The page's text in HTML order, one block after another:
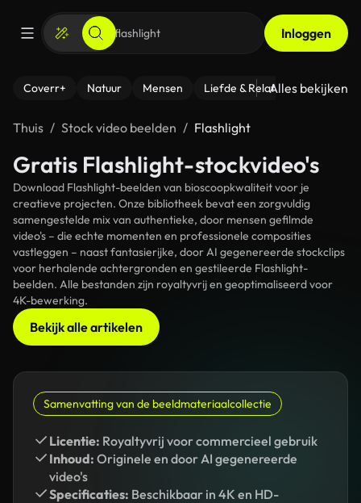
Inloggen
Coverr+ Natuur Mensen Liefde & Relaties - Fitness
Alles bekijken
Thuis Stock video beelden Flashlight
Gratis Flashlight-stockvideo's
Download Flashlight-beelden van bioscoopkwaliteit voor je
creatieve projecten. Onze bibliotheek bevat een zorgvuldig
samengestelde mix van authentieke, door mensen gefilmde
video's – die echte momenten en professionele composities
vastleggen – naast fantasierijke, door AI gegenereerde stockclips
voor herhalende achtergronden en gestileerde Flashlight-
beelden. Alle bestanden zijn royaltyvrij en geoptimaliseerd voor
4K-bewerking.
Bekijk alle artikelen
Samenvatting van de beeldmateriaalcollectie
Licentie: Royaltyvrij voor commercieel gebruik
Inhoud: Originele en door AI gegenereerde
video's
Specificaties: Beschikbaar in 4K en HD-